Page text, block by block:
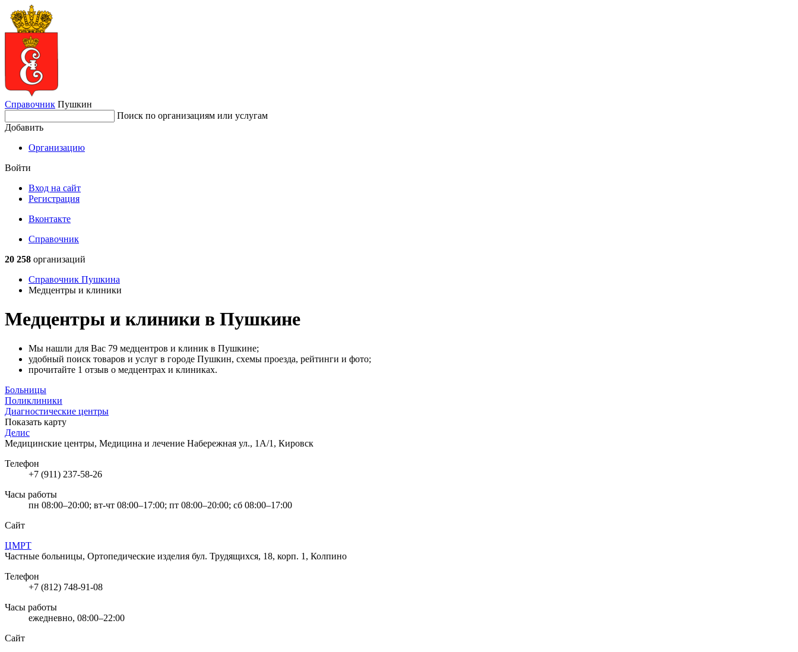
Справочник Пушкин
Поиск по организациям или услугам
Добавить
Организацию
Войти
Вход на сайт
Регистрация
Вконтакте
Справочник
20 258 организаций
Справочник Пушкина
Медцентры и клиники
Медцентры и клиники в Пушкине
Мы нашли для Вас 79 медцентров и клиник в Пушкине;
удобный поиск товаров и услуг в городе Пушкин, схемы проезда, рейтинги и фото;
прочитайте 1 отзыв о медцентрах и клиниках.
Больницы
Поликлиники
Диагностические центры
Показать карту
Делис
Медицинские центры, Медицина и лечение Набережная ул., 1А/1, Кировск
Телефон
+7 (911) 237-58-26
Часы работы
пн 08:00–20:00; вт-чт 08:00–17:00; пт 08:00–20:00; сб 08:00–17:00
Сайт
ЦМРТ
Частные больницы, Ортопедические изделия бул. Трудящихся, 18, корп. 1, Колпино
Телефон
+7 (812) 748-91-08
Часы работы
ежедневно, 08:00–22:00
Сайт